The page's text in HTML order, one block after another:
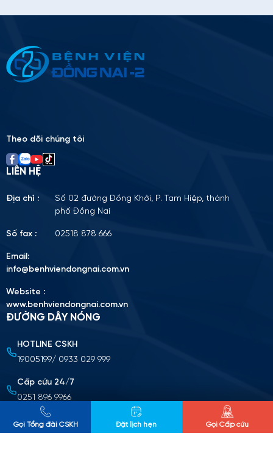
Gọi Tổng đài CSKH Đặt lịch hẹn Gọi Cấp cứu
Please
Tải lên CV (Định dạng PDF, tối đa 10MB)
Nộp cv ứng tuyển
Theo dõi chúng tôi
LIÊN HỆ
Địa chỉ :
Số 02 đường Đồng Khởi, P. Tam Hiệp, thành
phố Đồng Nai
Số fax : 02518 878 666
Email:
info@benhviendongnai.com.vn
Website :
www.benhviendongnai.com.vn
ĐƯỜNG DÂY NÓNG
HOTLINE CSKH
19005199/ 0933 029 999
Cấp cứu 24/7
0251 896 9966
CHÍNH SÁCH BẢO MẬT THÔNG TIN